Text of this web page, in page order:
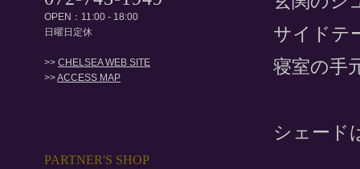
サイドテ
寝室の手
シェード
OPEN：11:00 - 18:00
日曜日定休
>> CHELSEA WEB SITE
>>ACCESS MAP
PARTNER'S SHOP